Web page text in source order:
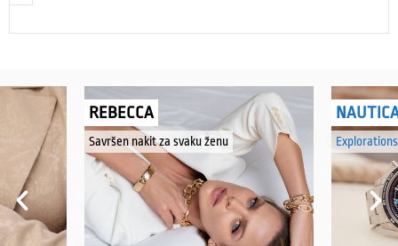
REBECCA
Savršen nakit za svaku ženu